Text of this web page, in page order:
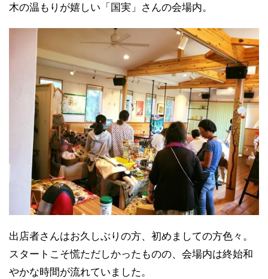
木の温もりが嬉しい「国実」さんの会場内。
出店者さんはお久しぶりの方、初めましての方色々。
スタートこそ慌ただしかったものの、会場内は終始和
やかな時間が流れていました。